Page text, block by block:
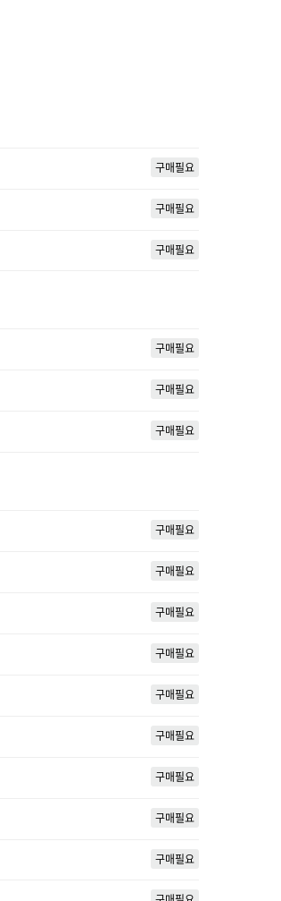
구매필요
구매필요
구매필요
구매필요
구매필요
구매필요
구매필요
구매필요
구매필요
구매필요
구매필요
구매필요
구매필요
구매필요
구매필요